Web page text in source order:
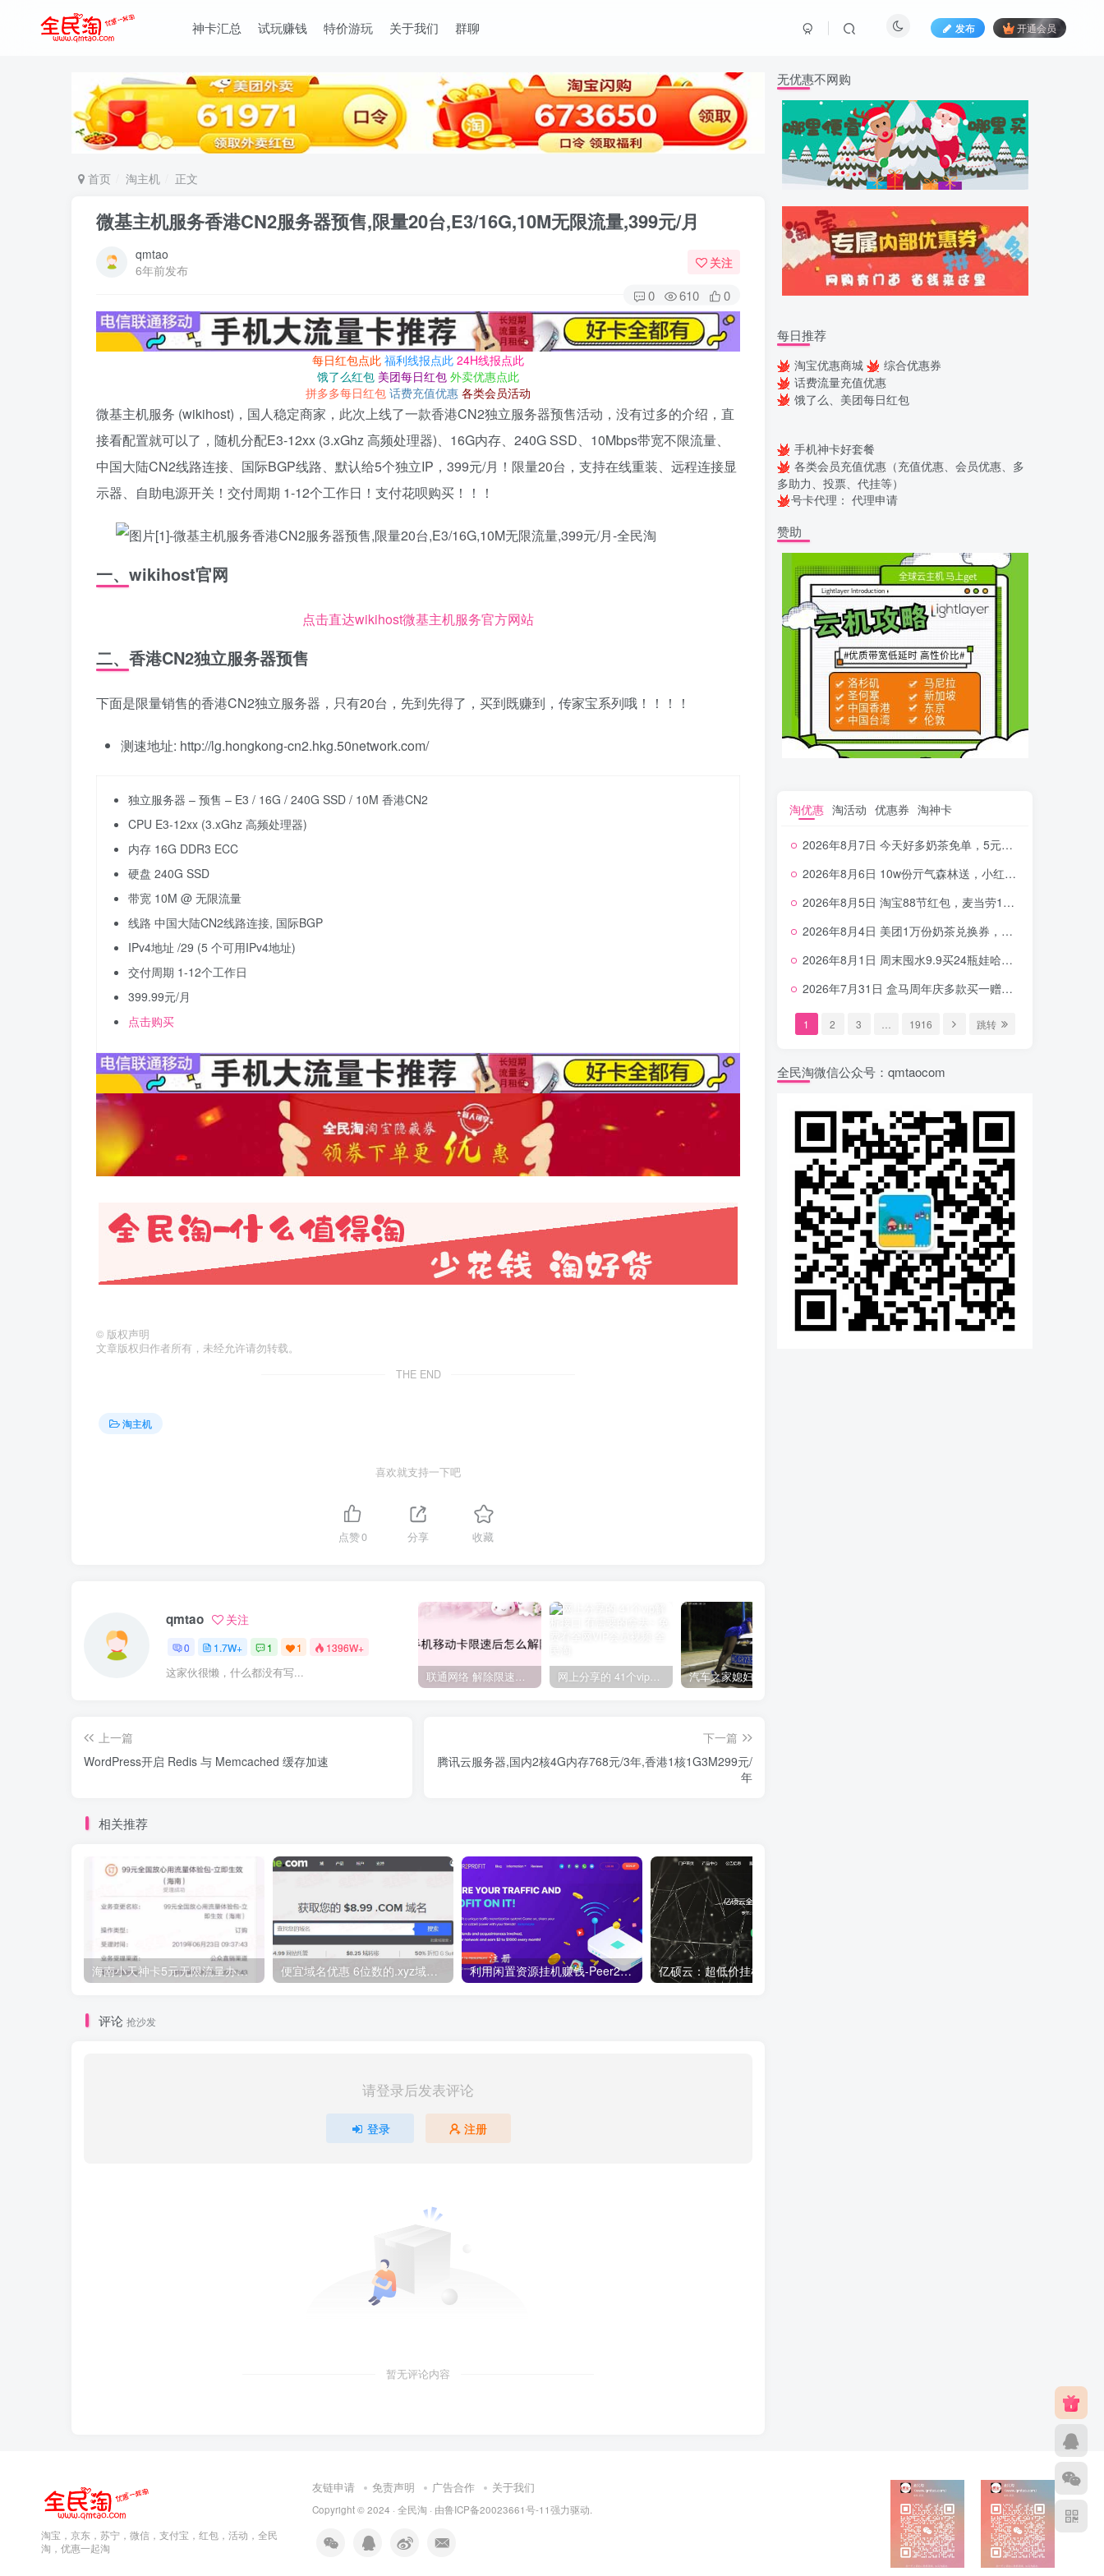
神卡汇总 试玩赚钱 特价游玩 关于我们 群聊 发布 开通会员
首页 淘主机 正文
微基主机服务香港CN2服务器预售,限量20台,E3/16G,10M无限流量,399元/月
qmtao
6年前发布
关注
0 610 0
每日红包点此 福利线报点此 24H线报点此
饿了么红包 美团每日红包 外卖优惠点此
拼多多每日红包 话费充值优惠 各类会员活动
微基主机服务 (wikihost)，国人稳定商家，此次上线了一款香港CN2独立服务器预售活动，没有过多的介绍，直
接看配置就可以了，随机分配E3-12xx (3.xGhz 高频处理器)、16G内存、240G SSD、10Mbps带宽不限流量、
中国大陆CN2线路连接、国际BGP线路、默认给5个独立IP，399元/月！限量20台，支持在线重装、远程连接显
示器、自助电源开关！交付周期 1-12个工作日！支付花呗购买！！！
一、wikihost官网
点击直达wikihost微基主机服务官方网站
二、香港CN2独立服务器预售
下面是限量销售的香港CN2独立服务器，只有20台，先到先得了，买到既赚到，传家宝系列哦！！！！
测速地址: http://lg.hongkong-cn2.hkg.50network.com/
独立服务器 – 预售 – E3 / 16G / 240G SSD / 10M 香港CN2
CPU E3-12xx (3.xGhz 高频处理器)
内存 16G DDR3 ECC
硬盘 240G SSD
带宽 10M @ 无限流量
线路 中国大陆CN2线路连接, 国际BGP
IPv4地址 /29 (5 个可用IPv4地址)
交付周期 1-12个工作日
399.99元/月
点击购买
© 版权声明
文章版权归作者所有，未经允许请勿转载。
THE END
淘主机
喜欢就支持一下吧
点赞0 分享 收藏
qmtao 关注
0 1.7W+ 1 1 1396W+
这家伙很懒，什么都没有写... 联通网络 解除限速方法参考！畅享、畅玩、老白干等及其它地区自测了 网上分享的 41个vip解析接口 有需要的拿去~ 免费看全网VIP会员视频
上一篇
WordPress开启 Redis 与 Memcached 缓存加速
下一篇
腾讯云服务器,国内2核4G内存768元/3年,香港1核1G3M299元/
年
相关推荐
海南小天神卡5元无限流量办理的方法，5元流量不限量自行车来了 便宜域名优惠 6位数的.xyz域名 注册10年 仅需5.89美元折33元！ 利用闲置资源挂机赚钱-Peer2Profit ，支持windows,linux,Android多平台
评论 抢沙发
请登录后发表评论
登录 注册
暂无评论内容
无优惠不网购
每日推荐
淘宝优惠商城
综合优惠券
话费流量充值优惠
饿了么、美团每日红包
手机神卡好套餐
各类会员充值优惠（充值优惠、会员优惠、多
多助力、投票、代挂等）
号卡代理： 代理申请
赞助
淘优惠 淘活动 优惠券 淘神卡
2026年8月7日 今天好多奶茶免单，5元农行省钱卡，京东抢0.01沪上，邮储5.88元等
2026年8月6日 10w份亓气森林送，小红书12元无门槛，中行电费30-10，0元柠檬水+0撸汉堡等
2026年8月5日 淘宝88节红包，麦当劳150万份柠檬水，三万份瑞幸免单，霸王9万份0.01券等
2026年8月4日 美团1万份奶茶兑换券，农行5E卡，中行支付超给利，美团领18个冰激凌，小米每天领2-6元等等
2026年8月1日 周末囤水9.9买24瓶娃哈哈，建行100元京东券，移动5元话费，麦当劳甜筒，交行立减金等
2026年7月31日 盒马周年庆多款买一赠一，饿了么拆红包，建行30立减金，农行领10元刷卡金等
1 2 3 1916 跳转
全民淘微信公众号：qmtaocom
淘宝，京东，苏宁，微信，支付宝，红包，活动，全民
淘，优惠一起淘
友链申请 免责声明 广告合作 关于我们
Copyright © 2024 · 全民淘 · 由鲁ICP备20023661号-11强力驱动.